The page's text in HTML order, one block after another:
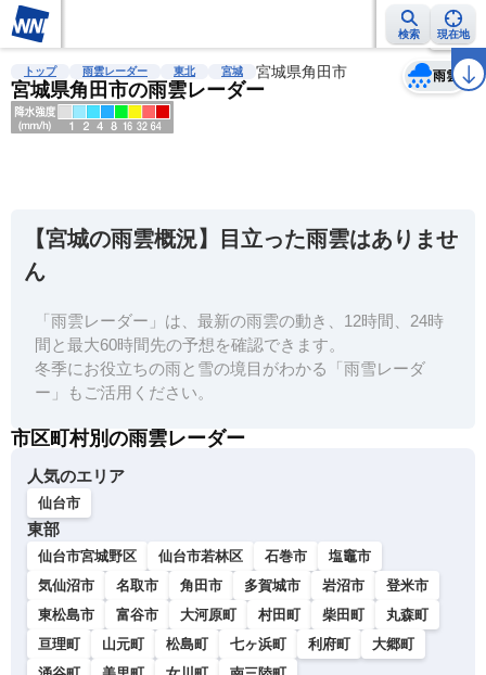
検索 現在地
雨雲レーダー 台風情報 地震情報 警報・注意報 2週間天気 ラ
トップ 雨雲レーダー 東北 宮城 宮城県角田市
宮城県角田市の雨雲レーダー
雨雲
天気 台風
【宮城の雨雲概況】目立った雨雲はありませ
ん
「雨雲レーダー」は、最新の雨雲の動き、12時間、24時
間と最大60時間先の予想を確認できます。
冬季にお役立ちの雨と雪の境目がわかる「雨雪レーダ
ー」もご活用ください。
市区町村別の雨雲レーダー
人気のエリア
仙台市
東部
仙台市宮城野区 仙台市若林区 石巻市
塩竈市
気仙沼市
名取市 角田市 多賀城市 岩沼市
登米市
東松島市
富谷市 大河原町 村田町 柴田町
丸森町
亘理町
山元町 松島町 七ヶ浜町 利府町
大郷町